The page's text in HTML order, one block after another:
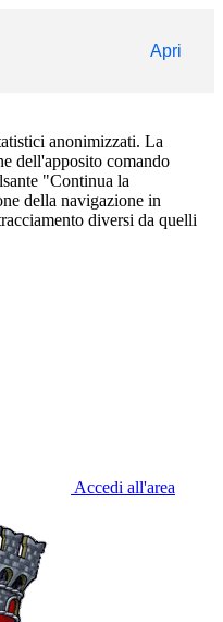
Apri
anonimizzati. La
dell'apposito comando
"Continua la
della navigazione in
diversi da quelli
Accedi all'area